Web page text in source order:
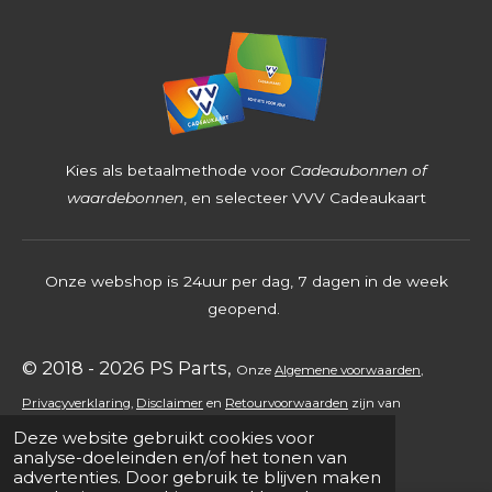
Deze website gebruikt cookies voor
analyse-doeleinden en/of het tonen van
advertenties. Door gebruik te blijven maken
e
Kies als betaalmethode voor Cadeaubonnen of
waardebonnen, en selecteer VVV Cadeaukaart
Onze webshop is 24uur per dag, 7 dagen in de week
geopend.
© 2018 - 2026 PS Parts, Onze Algemene voorwaarden,
Privacyverklaring, Disclaimer en Retourvoorwaarden zijn van
toepassing.